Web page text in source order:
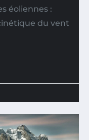
éoliennes :
du vent